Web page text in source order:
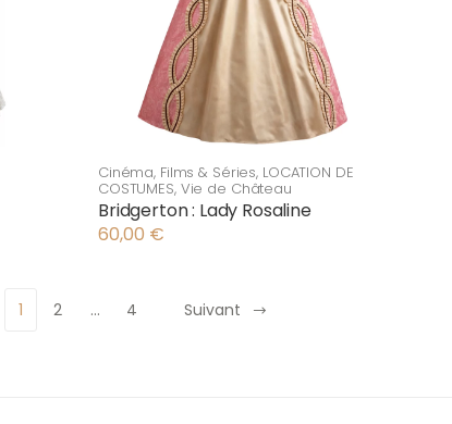
Cinéma, Films & Séries, LOCATION DE
COSTUMES, Vie de Château
Bridgerton : Lady Rosaline
60,00 €
1 2 … 4 Suivant